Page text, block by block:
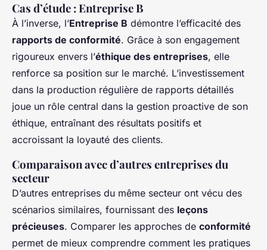
Cas d’étude : Entreprise B
À l’inverse, l’Entreprise B démontre l’efficacité des
rapports de conformité. Grâce à son engagement
rigoureux envers l’éthique des entreprises, elle
renforce sa position sur le marché. L’investissement
dans la production régulière de rapports détaillés
joue un rôle central dans la gestion proactive de son
éthique, entraînant des résultats positifs et
accroissant la loyauté des clients.
Comparaison avec d’autres entreprises du
secteur
D’autres entreprises du même secteur ont vécu des
scénarios similaires, fournissant des leçons
précieuses. Comparer les approches de conformité
permet de mieux comprendre comment les pratiques